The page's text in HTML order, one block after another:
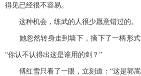
得见已经很不容易。
这种机会，练武的人很少愿意错过的。
她忽然转身走到墙下，摘下了一柄形式
“你认不认得出这是谁用的剑？”
傅红雪只看了一眼，立刻道：“这是郭嵩